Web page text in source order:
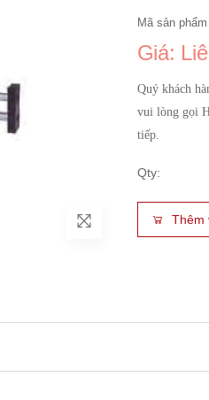
Mã sản
Giá:
Quý khách
vui lòng gọi
tiếp.
Qty:
Thêm